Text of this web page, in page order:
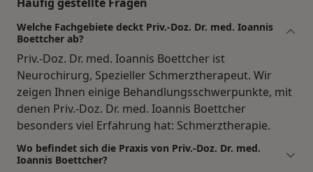
Welche Fachgebiete deckt Priv.-Doz. Dr. med. Ioannis
Boettcher ab?
Priv.-Doz. Dr. med. Ioannis Boettcher ist
Neurochirurg, Spezieller Schmerztherapeut. Wir
zeigen Ihnen einige Behandlungsschwerpunkte, mit
denen Priv.-Doz. Dr. med. Ioannis Boettcher
besonders viel Erfahrung hat: Schmerztherapie.
Wo befindet sich die Praxis von Priv.-Doz. Dr. med.
Ioannis Boettcher?